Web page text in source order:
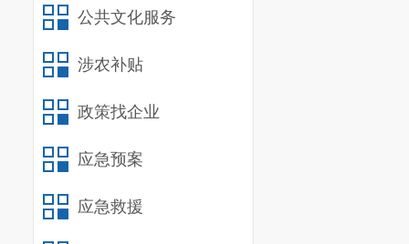
公共文化服务
涉农补贴
政策找企业
应急预案
应急救援